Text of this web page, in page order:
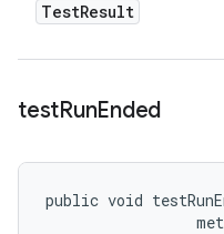
TestResult
testRunEnded
public void